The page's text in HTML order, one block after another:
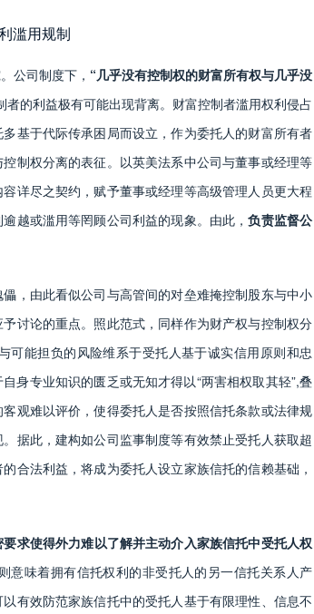
滥用规制
公司制度下， “几乎没有控制权的财富所有权与几乎没
的利益极有可能出现背离。财富控制者滥用权利侵占
基于代际传承困局而设立，作为委托人的财富所有者
制权分离的表征。以英美法系中公司与董事或经理等
详尽之契约，赋予董事或经理等高级管理人员更大程
越或滥用等罔顾公司利益的现象。由此，负责监督公
，由此看似公司与高管间的对垒难掩控制股东与中小
讨论的重点。照此范式，同样作为财产权与控制权分
可能担负的风险维系于受托人基于诚实信用原则和忠
身专业知识的匮乏或无知才得以“两害相权取其轻”,叠
观难以评价，使得委托人是否按照信托条款或法律规
据此，建构如公司监事制度等有效禁止受托人获取超
合法利益，将成为委托人设立家族信托的信赖基础，
求使得外力难以了解并主动介入家族信托中受托人权
意味着拥有信托权利的非受托人的另一信托关系人产
有效防范家族信托中的受托人基于有限理性、信息不